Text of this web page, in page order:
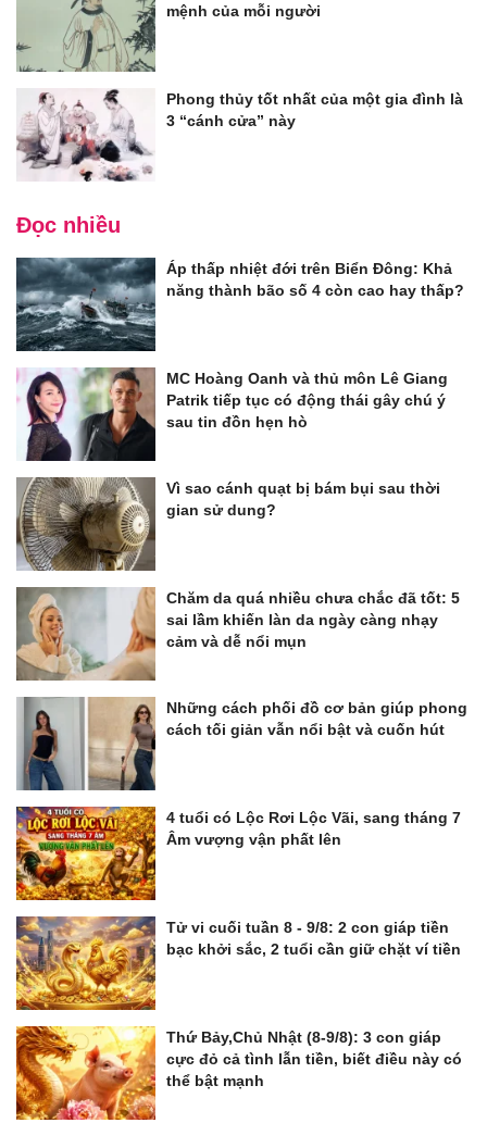
mệnh của mỗi người
Phong thủy tốt nhất của một gia đình là
3 “cánh cửa” này
Đọc nhiều
Áp thấp nhiệt đới trên Biển Đông: Khả
năng thành bão số 4 còn cao hay thấp?
MC Hoàng Oanh và thủ môn Lê Giang
Patrik tiếp tục có động thái gây chú ý
sau tin đồn hẹn hò
Vì sao cánh quạt bị bám bụi sau thời
gian sử dung?
Chăm da quá nhiều chưa chắc đã tốt: 5
sai lầm khiến làn da ngày càng nhạy
cảm và dễ nổi mụn
Những cách phối đồ cơ bản giúp phong
cách tối giản vẫn nổi bật và cuốn hút
4 tuổi có Lộc Rơi Lộc Vãi, sang tháng 7
Âm vượng vận phất lên
Tử vi cuối tuần 8 - 9/8: 2 con giáp tiền
bạc khởi sắc, 2 tuổi cần giữ chặt ví tiền
Thứ Bảy,Chủ Nhật (8-9/8): 3 con giáp
cực đỏ cả tình lẫn tiền, biết điều này có
thể bật mạnh